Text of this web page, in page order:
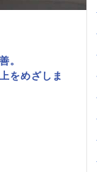
。
をめざしま